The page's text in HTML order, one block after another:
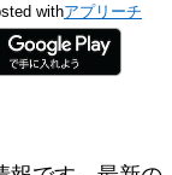
withアプリーチ